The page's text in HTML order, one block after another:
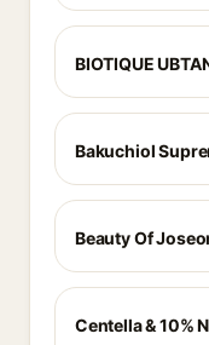
BIOTIQUE
Bakuchiol
Beauty Of
Centella & 10%